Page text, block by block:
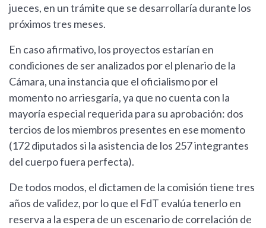
jueces, en un trámite que se desarrollaría durante los
próximos tres meses.
En caso afirmativo, los proyectos estarían en
condiciones de ser analizados por el plenario de la
Cámara, una instancia que el oficialismo por el
momento no arriesgaría, ya que no cuenta con la
mayoría especial requerida para su aprobación: dos
tercios de los miembros presentes en ese momento
(172 diputados si la asistencia de los 257 integrantes
del cuerpo fuera perfecta).
De todos modos, el dictamen de la comisión tiene tres
años de validez, por lo que el FdT evalúa tenerlo en
reserva a la espera de un escenario de correlación de